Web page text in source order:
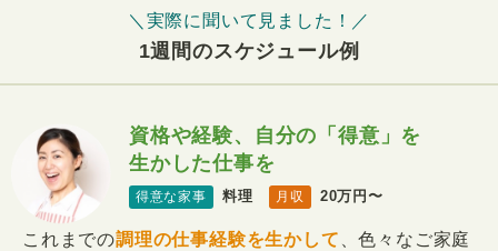
＼実際に聞いて見ました！／
1週間のスケジュール例
資格や経験、自分の「得意」を
生かした仕事を
得意な家事 料理 月収 20万円〜
これまでの調理の仕事経験を生かして 、色々なご家庭